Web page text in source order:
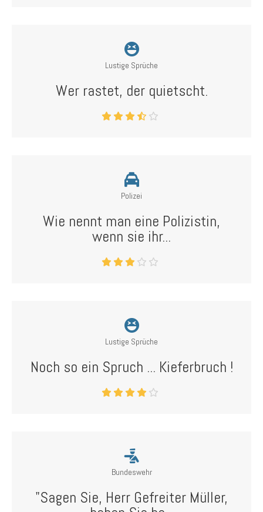
Lustige Sprüche
Wer rastet, der quietscht.
Polizei
Wie nennt man eine Polizistin,
wenn sie ihr...
Lustige Sprüche
Noch so ein Spruch ... Kieferbruch !
Bundeswehr
"Sagen Sie, Herr Gefreiter Müller,